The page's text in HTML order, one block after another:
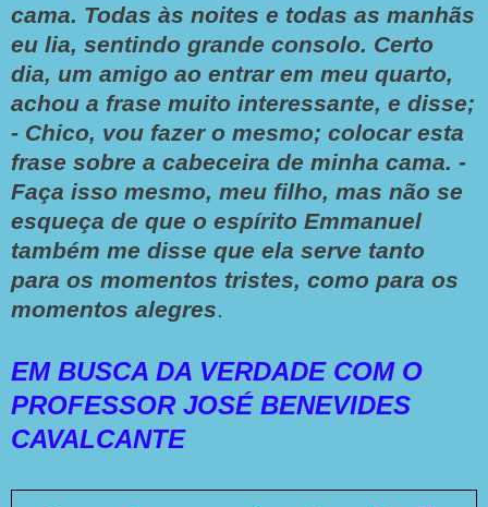
cama. Todas às noites e todas as manhãs
eu lia, sentindo grande consolo. Certo
dia, um amigo ao entrar em meu quarto,
achou a frase muito interessante, e disse;
- Chico, vou fazer o mesmo; colocar esta
frase sobre a cabeceira de minha cama. -
Faça isso mesmo, meu filho, mas não se
esqueça de que o espírito Emmanuel
também me disse que ela serve tanto
para os momentos tristes, como para os
momentos alegres.
EM BUSCA DA VERDADE COM O
PROFESSOR JOSÉ BENEVIDES
CAVALCANTE